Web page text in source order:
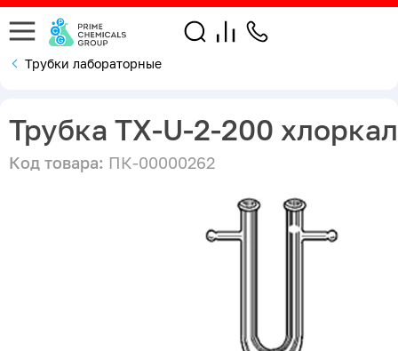
Трубки лабораторные
Трубка ТХ-U-2-200
Код товара: ПК-00000262